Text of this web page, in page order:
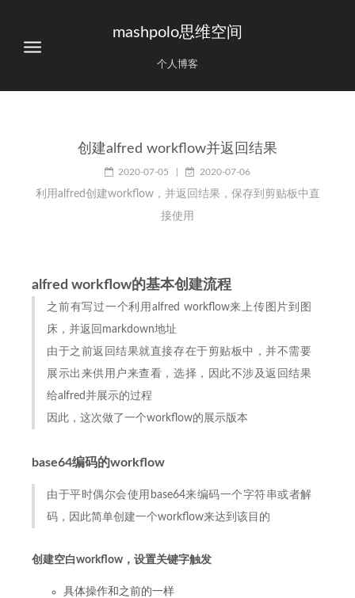
mashpolo思维空间
个人博客
创建alfred workflow并返回结果
2020-07-05 2020-07-06
利用alfred创建workflow，并返回结果，保存到剪贴板中直
接使用
alfred workflow的基本创建流程
之前有写过一个利用alfred workflow来上传图片到图
床，并返回markdown地址
由于之前返回结果就直接存在于剪贴板中，并不需要
展示出来供用户来查看，选择，因此不涉及返回结果
给alfred并展示的过程
因此，这次做了一个workflow的展示版本
base64编码的workflow
由于平时偶尔会使用base64来编码一个字符串或者解
码，因此简单创建一个workflow来达到该目的
创建空白workflow，设置关键字触发
具体操作和之前的一样